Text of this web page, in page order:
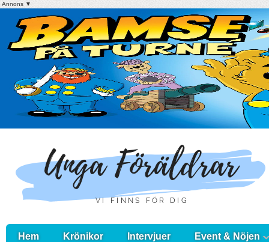
Annons ▼
Hem Krönikor Intervjuer Event & Nöjen